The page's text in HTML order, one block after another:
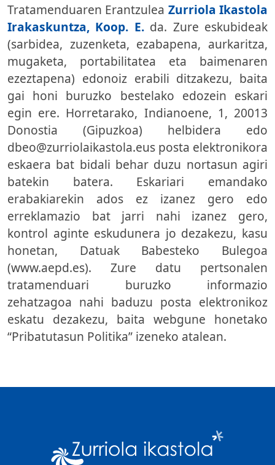
Tratamenduaren Erantzulea Zurriola Ikastola
Irakaskuntza, Koop. E.da. Zure eskubideak
(sarbidea, zuzenketa, ezabapena, aurkaritza,
mugaketa, portabilitatea eta baimenaren
ezeztapena) edonoiz erabili ditzakezu, baita
gai honi buruzko bestelako edozein eskari
egin ere. Horretarako, Indianoene, 1, 20013
Donostia (Gipuzkoa) helbidera edo
dbeo@zurriolaikastola.eus posta elektronikora
eskaera bat bidali behar duzu nortasun agiri
batekin batera. Eskariari emandako
erabakiarekin ados ez izanez gero edo
erreklamazio bat jarri nahi izanez gero,
kontrol aginte eskudunera jo dezakezu, kasu
honetan, Datuak Babesteko Bulegoa
(www.aepd.es). Zure datu pertsonalen
tratamenduari buruzko informazio
zehatzagoa nahi baduzu posta elektronikoz
eskatu dezakezu, baita webgune honetako
“Pribatutasun Politika” izeneko atalean.